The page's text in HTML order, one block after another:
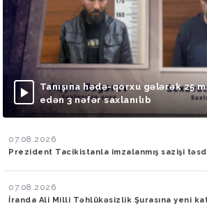
Tanışına hədə-qorxu gələrək 25
edən 3 nəfər saxlanılıb
07.08.2026
Prezident Tacikistanla imzalanmış sazişi
07.08.2026
İranda Ali Milli Təhlükəsizlik Şurasına yeni